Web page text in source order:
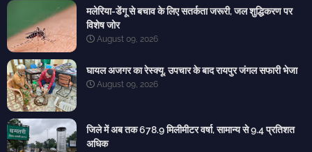
मलेरिया-डेंगू से बचाव के लिए सतर्कता जरूरी, जल शुद्धिकरण पर
विशेष जोर
August 09, 2026
घायल अजगर का रेस्क्यू, उपचार के बाद रायपुर जंगल सफारी भेजा
August 09, 2026
जिले में अब तक 678.9 मिलीमीटर वर्षा, सामान्य से 9.4 प्रतिशत
अधिक